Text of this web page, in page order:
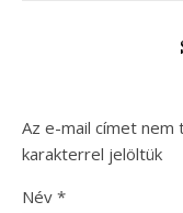
Az e-mail címet nem
karakterrel jelöltük
Név *